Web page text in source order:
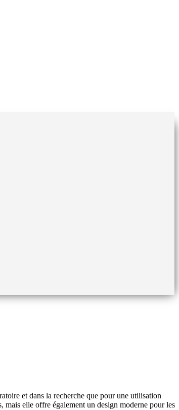
et dans la recherche que pour une utilisation
mais elle offre également un design moderne pour les